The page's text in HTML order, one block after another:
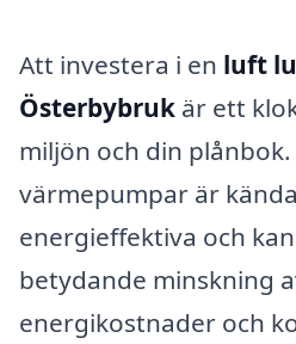
Att investera i en luft
Österbybruk är ett
miljön och din plånbok.
värmepumpar är
energieffektiva och
betydande minskning
energikostnader och